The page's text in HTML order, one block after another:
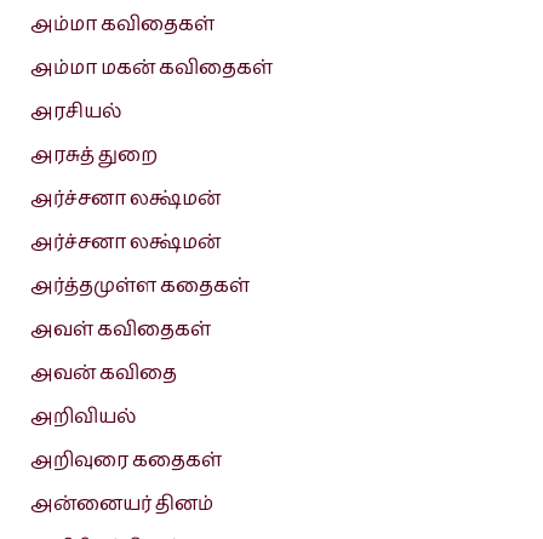
அம்மா கவிதைகள்
அம்மா மகன் கவிதைகள்
அரசியல்
அரசுத் துறை
அர்ச்சனா லக்ஷ்மன்
அர்ச்சனா லக்ஷ்மன்
அர்த்தமுள்ள கதைகள்
அவள் கவிதைகள்
அவன் கவிதை
அறிவியல்
அறிவுரை கதைகள்
அன்னையர் தினம்